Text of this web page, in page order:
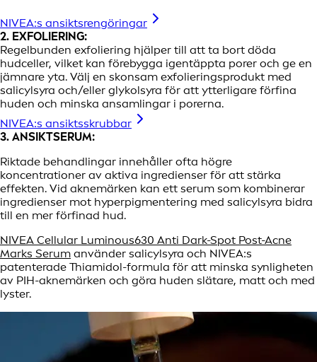
NIVEA:s ansiktsrengöringar
2. EXFOLIERING:
Regelbunden exfoliering hjälper till att ta bort döda
hudceller, vilket kan förebygga igentäppta porer och ge en
jämnare yta. Välj en skonsam exfolieringsprodukt med
salicylsyra och/eller glykolsyra för att ytterligare förfina
huden och minska ansamlingar i porerna.
NIVEA:s ansiktsskrubbar
3. ANSIKTSERUM:
Riktade behandlingar innehåller ofta högre
koncentrationer av aktiva ingredienser för att stärka
effekten. Vid aknemärken kan ett serum som kombinerar
ingredienser mot hyperpigmentering med salicylsyra bidra
till en mer förfinad hud.
NIVEA Cellular Luminous630 Anti Dark-Spot Post-Acne
Marks Serum använder salicylsyra och NIVEA:s
patenterade Thiamidol-formula för att minska synligheten
av PIH-aknemärken och göra huden slätare, matt och med
lyster.